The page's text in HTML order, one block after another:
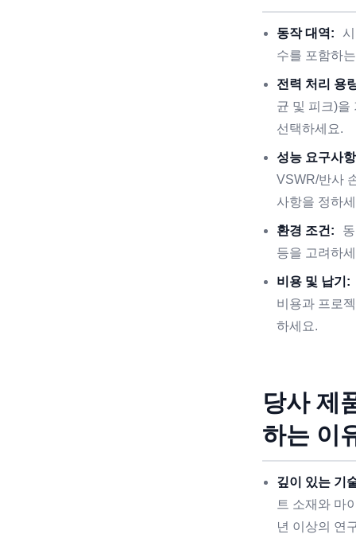
동작 대역:
수를 포함하
전력 처리 용
균 및 피크)을
선택하세요.
성능 요구사
VSWR/반사
사항을 정하
환경 조건:
등을 고려하
비용 및 납기:
비용과 프로
하세요.
당사 제
하는 이
깊이 있는 기
트 소재와 마
년 이상의 연